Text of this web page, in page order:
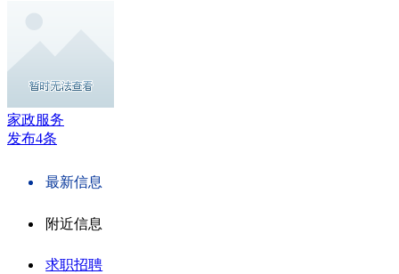
家政服务
发布4条
最新信息
附近信息
求职招聘